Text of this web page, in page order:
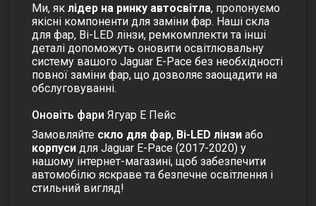
Ми, як лідер на ринку автосвітла, пропонуємо
якісні компоненти для заміни фар. Наші скла
для фар, Bi-LED лінзи, ремкомплекти та інші
деталі допоможуть оновити освітлювальну
систему вашого Jaguar E-Pace без необхідності
повної заміни фар, що дозволяє заощадити на
обслуговуванні.
Оновіть фари Ягуар Е Пейс
Замовляйте скло для фар, Bi-LED лінзи або
корпуси для Jaguar E-Pace (2017-2020) у
нашому інтернет-магазині, щоб забезпечити
автомобілю яскраве та безпечне освітлення і
стильний вигляд!